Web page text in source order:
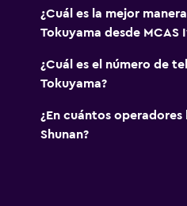
¿Cuál es la mejor
Tokuyama desde MCAS
¿Cuál es el número de
Tokuyama?
¿En cuántos
Shunan?